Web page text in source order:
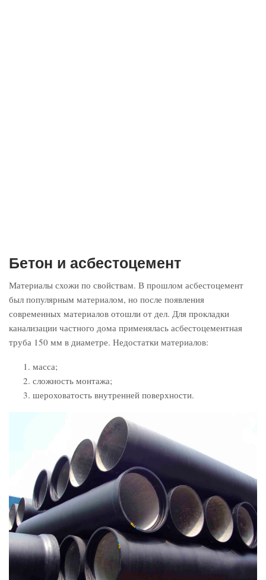
Бетон и асбестоцемент
Материалы схожи по свойствам. В прошлом асбестоцемент
был популярным материалом, но после появления
современных материалов отошли от дел. Для прокладки
канализации частного дома применялась асбестоцементная
труба 150 мм в диаметре. Недостатки материалов:
масса;
сложность монтажа;
шероховатость внутренней поверхности.